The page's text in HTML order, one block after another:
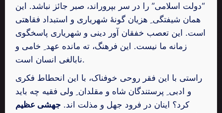
“دولت اسلامی” را در سر بپروراند، صبر جائز نباشد. این
همان شیفتگی ِ هزیان گونۀ شهریاری و استبداد فقاهتی
است. این تعصب خفقان آور دینی و شهریاری پاسخگوی
زمانه ما نیست. این فرهنگ، ته مانده عهد ِ خامی و
نابالغی انسان است.
راستی با این فقر روحی خوفناک، با این انحطاط فکری
و ادبی ِ پرستندگان شاه و مقلدان ِ ولی فقیه چه باید
کرد؟ اینان در فرود جهل و مذلت اند. جهشی عظیم